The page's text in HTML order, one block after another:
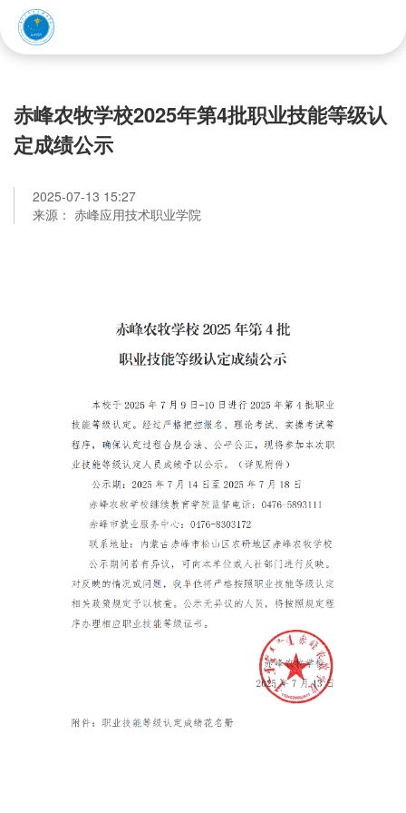
赤峰农牧学校2025年第4批职业技能等级认
定成绩公示
2025-07-13 15:27
来源： 赤峰应用技术职业学院